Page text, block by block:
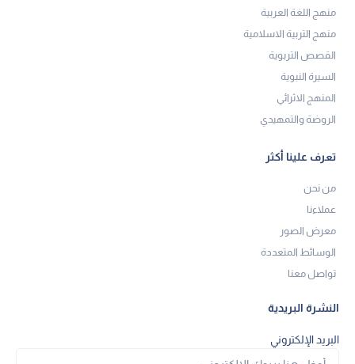
منهج اللغة العربية
منهج التربية الاسلامية
القصص التربوية
السيرة النبوية
المنهج الاثرائي
الروضة والتمهيدي
تعرف علينا أكثر
من نحن
عملاءنا
معرض الصور
الوسائط المتعددة
تواصل معنا
النشرة البريدية
البريد الإلكتروني